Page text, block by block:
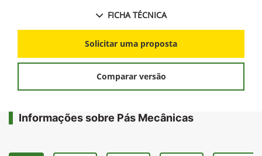
FICHA TÉCNICA
Solicitar uma proposta
Comparar versão
Informações sobre Pás Mecânicas